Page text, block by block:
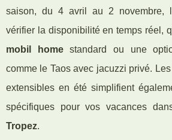
saison, du 4 avril au 2 novembre,
vérifier la disponibilité en temps réel,
mobil homestandard ou une
comme le Taos avec jacuzzi privé. Les
extensibles en été simplifient
spécifiques pour vos vacances
Tropez.